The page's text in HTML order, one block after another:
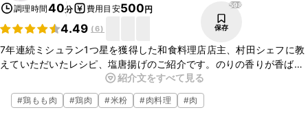
調理時間40分 費用目安500円
4.49 (6)
598
保存
7年連続ミシュラン1つ星を獲得した和食料理店店主、村田シェフに教
えていただいたレシピ、塩唐揚げのご紹介です。のりの香りが香ばし
い、ジューシーな唐揚げがご家庭でもお作りいただけますよ、ぜひ試
してみてくださいね。
紹介文をすべて見る
#鶏もも肉 #鶏肉 #米粉 #肉料理 #肉